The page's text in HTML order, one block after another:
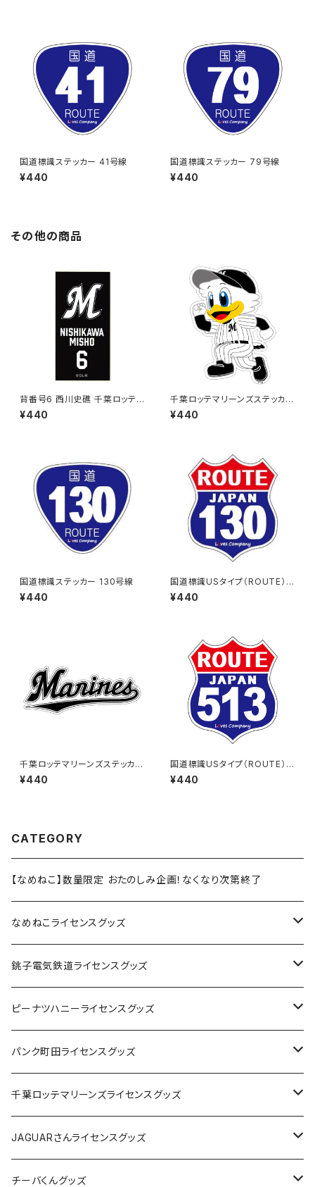
国道標識ステッカー 41号線
¥440
国道標識ステッカー 79号線
¥440
その他の商品
背番号6 西川史礁 千葉ロッテマ
リーンズ 選手ステッカー（ブラッ
クB)
¥440
千葉ロッテマリーンズステッカー
14
¥440
国道標識ステッカー 130号線
¥440
国道標識USタイプ（ROUTE）ス
テッカー 130号線
¥440
千葉ロッテマリーンズステッカー
16
¥440
国道標識USタイプ（ROUTE）ス
テッカー 513号線
¥440
CATEGORY
【なめねこ】数量限定 おたのしみ企画！なくなり次第終了
なめねこライセンスグッズ
Tシャツ
キャップ
ステッカー
缶バッジ
ホテルキーホルダー
銚子電気鉄道ライセンスグッズ
ステッカー
缶バッジ
アクリルキーホルダー
ホテルキーホルダー
クリアファイル
ピーナツハニーライセンスグッズ
Tシャツ
キャップ
バッグ
ステッカー
パンク町田ライセンスグッズ
Tシャツ
キャップ
バッグ
千葉ロッテマリーンズライセンスグッズ
ステッカー
ステッカー
缶バッジ
JAGUARさんライセンスグッズ
Tシャツ
チーバくんグッズ